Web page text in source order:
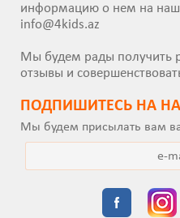
информацию о нем на
info@4kids.az
Мы будем рады получить
отзывы и
ПОДПИШИТEСЬ НА
Мы будем присылать вам